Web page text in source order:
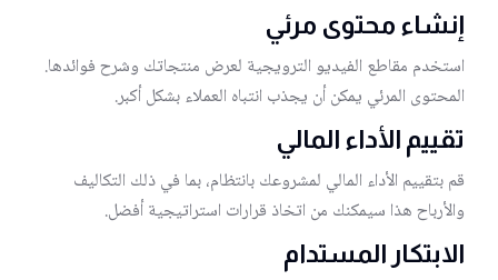
إنشاء محتوى مرئي
استخدم مقاطع الفيديو الترويجية لعرض منتجاتك وشرح فوائدها.
المحتوى المرئي يمكن أن يجذب انتباه العملاء بشكل أكبر.
تقييم الأداء المالي
قم بتقييم الأداء المالي لمشروعك بانتظام، بما في ذلك التكاليف
والأرباح هذا سيمكنك من اتخاذ قرارات استراتيجية أفضل.
الابتكار المستدام